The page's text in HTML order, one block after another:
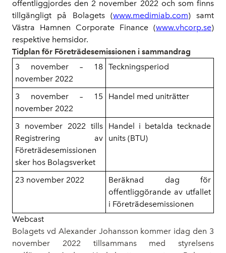
offentliggjordes den 2 november 2022 och som finns
tillgängligt på Bolagets (www.medimiab.com) samt
Västra Hamnen Corporate Finance (www.vhcorp.se)
respektive hemsidor.
Tidplan för Företrädesemissionen i sammandrag
3 november – 18
november 2022
Teckningsperiod
3 november – 15
november 2022
Handel med uniträtter
3 november 2022 tills
Registrering av
Företrädesemissionen
sker hos Bolagsverket
Handel i betalda tecknade
units (BTU)
23 november 2022
Beräknad dag för
offentliggörande av utfallet
i Företrädesemissionen
Webcast
Bolagets vd Alexander Johansson kommer idag den 3
november 2022 tillsammans med styrelsens